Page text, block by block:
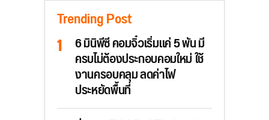
Trending Post
6 มินิพีซี คอมจิ๋วเริ่มแค่ 5 พัน มี
ครบไม่ต้องประกอบคอมใหม่ ใช้
งานครอบคลุม ลดค่าไฟ
ประหยัดพื้นที่